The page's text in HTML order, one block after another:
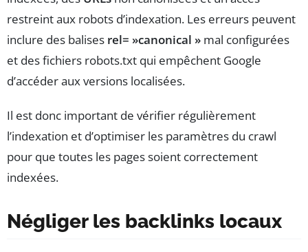
restreint aux robots d’indexation. Les erreurs peuvent
inclure des balises rel= »canonical » mal configurées
et des fichiers robots.txt qui empêchent Google
d’accéder aux versions localisées.
Il est donc important de vérifier régulièrement
l’indexation et d’optimiser les paramètres du crawl
pour que toutes les pages soient correctement
indexées.
Négliger les backlinks locaux